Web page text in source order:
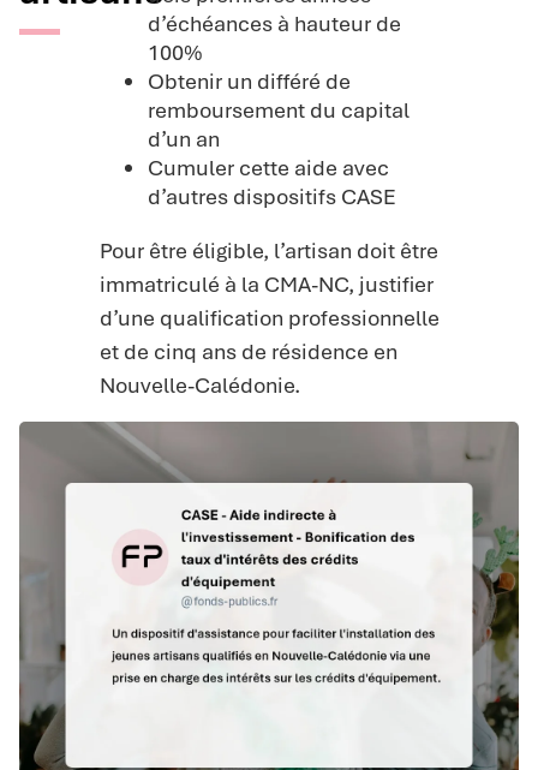
d’échéances à hauteur de
100%
Obtenir un différé de
remboursement du capital
d’un an
Cumuler cette aide avec
d’autres dispositifs CASE
Pour être éligible, l’artisan doit être
immatriculé à la CMA-NC, justifier
d’une qualification professionnelle
et de cinq ans de résidence en
Nouvelle-Calédonie.